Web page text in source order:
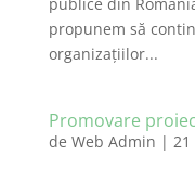
publice din
propunem să
organizațiilor...
Promovare
de Web Admin | 21